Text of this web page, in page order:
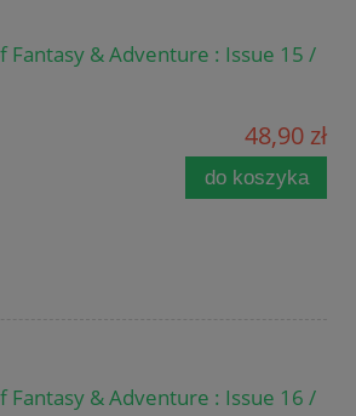
Fantasy & Adventure : Issue 15 /
48,90 zł
do koszyka
Fantasy & Adventure : Issue 16 /